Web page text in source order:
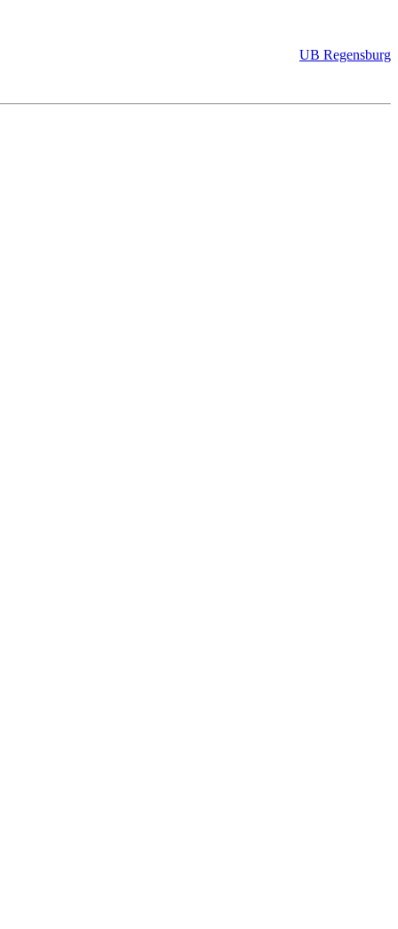
UB Regensburg